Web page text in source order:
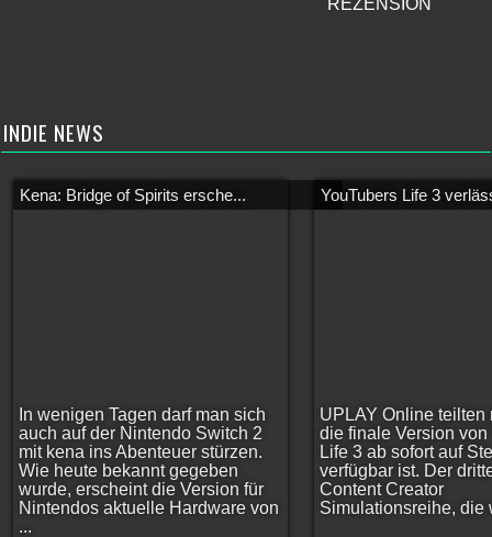
REZENSION
INDIE NEWS
Kena: Bridge of Spirits ersche...
In wenigen Tagen darf man sich
auch auf der Nintendo Switch 2
mit kena ins Abenteuer stürzen.
Wie heute bekannt gegeben
wurde, erscheint die Version für
Nintendos aktuelle Hardware von
...
YouTubers Life 3
UPLAY Online teilten
die finale Version von
Life 3 ab sofort auf
verfügbar ist. Der
Content Creator
Simulationsreihe, die